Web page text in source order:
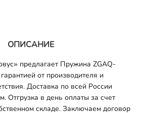
ОПИСАНИЕ
предлагает Пружина ZGAQ-
от производителя и
Доставка по всей России
Отгрузка в день оплаты за счет
складе. Заключаем договор